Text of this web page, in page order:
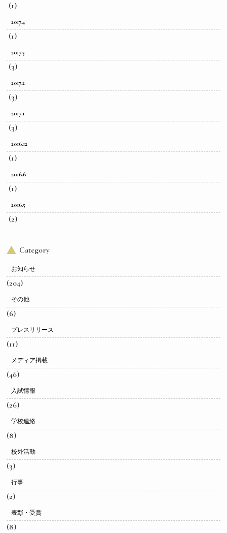
(1)
2017.4
(1)
2017.3
(3)
2017.2
(3)
2017.1
(3)
2016.12
(1)
2016.6
(1)
2016.5
(2)
Category
お知らせ
(204)
その他
(6)
プレスリリース
(11)
メディア掲載
(46)
入試情報
(26)
学校連絡
(8)
校外活動
(3)
行事
(2)
表彰・受賞
(8)